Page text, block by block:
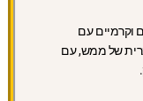
וקרמיים עם
של ממש, עם